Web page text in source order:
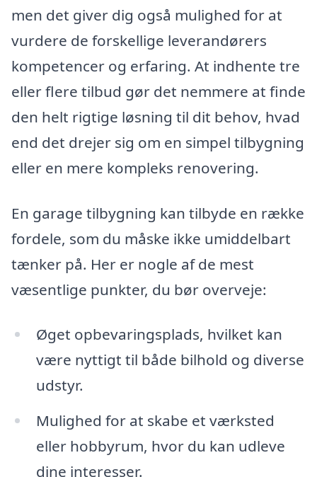
men det giver dig også mulighed for at
vurdere de forskellige leverandørers
kompetencer og erfaring. At indhente tre
eller flere tilbud gør det nemmere at finde
den helt rigtige løsning til dit behov, hvad
end det drejer sig om en simpel tilbygning
eller en mere kompleks renovering.
En garage tilbygning kan tilbyde en række
fordele, som du måske ikke umiddelbart
tænker på. Her er nogle af de mest
væsentlige punkter, du bør overveje:
Øget opbevaringsplads, hvilket kan
være nyttigt til både bilhold og diverse
udstyr.
Mulighed for at skabe et værksted
eller hobbyrum, hvor du kan udleve
dine interesser.